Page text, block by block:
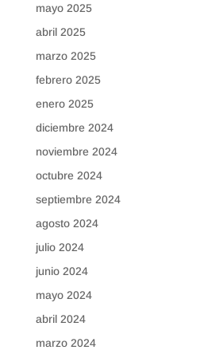
mayo 2025
abril 2025
marzo 2025
febrero 2025
enero 2025
diciembre 2024
noviembre 2024
octubre 2024
septiembre 2024
agosto 2024
julio 2024
junio 2024
mayo 2024
abril 2024
marzo 2024